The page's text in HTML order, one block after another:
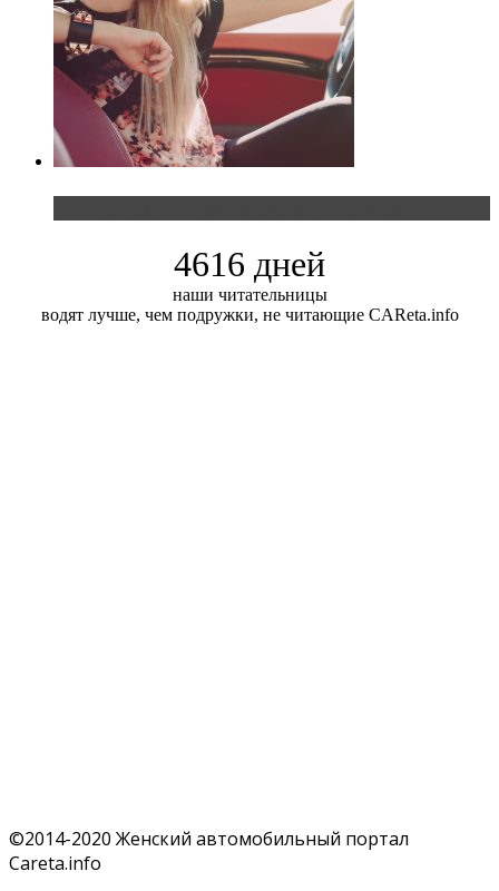
4616 дней
наши читательницы
водят лучше, чем подружки, не читающие CAReta.info
©2014-2020 Женский автомобильный портал
Careta.info